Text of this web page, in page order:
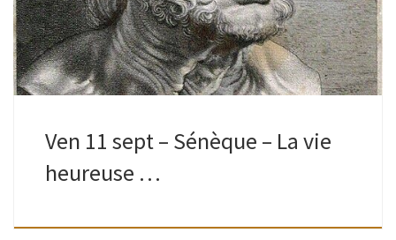
impressions […]
Ven 11 sept – Sénèque – La vie
heureuse …